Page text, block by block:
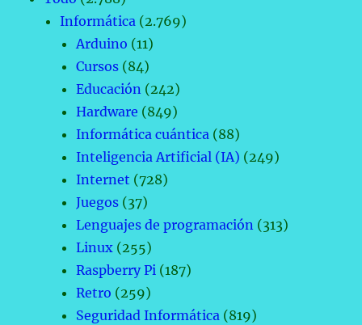
Informática (2.769)
Arduino (11)
Cursos (84)
Educación (242)
Hardware (849)
Informática cuántica (88)
Inteligencia Artificial (IA) (249)
Internet (728)
Juegos (37)
Lenguajes de programación (313)
Linux (255)
Raspberry Pi (187)
Retro (259)
Seguridad Informática (819)